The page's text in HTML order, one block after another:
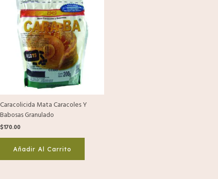
Caracolicida Mata Caracoles Y
Babosas Granulado
$170.00
Añadir Al Carrito